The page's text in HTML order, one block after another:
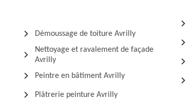
Démoussage de toiture Avrilly
Nettoyage et ravalement de façade
Avrilly
Peintre en bâtiment Avrilly
Plâtrerie peinture Avrilly